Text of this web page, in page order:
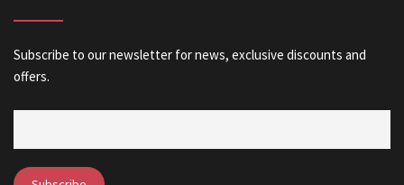
Subscribe to our newsletter for news, exclusive discounts and
offers.